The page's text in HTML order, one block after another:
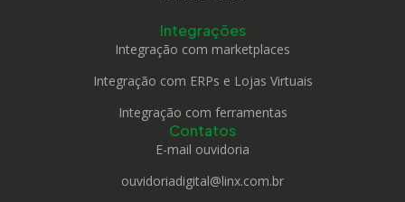
Integrações
Integração com marketplaces
Integração com ERPs e Lojas Virtuais
Integração com ferramentas
Contatos
E-mail ouvidoria
ouvidoriadigital@linx.com.br